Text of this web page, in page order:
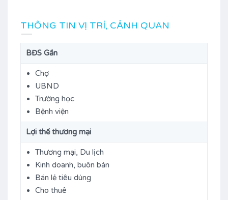
THÔNG TIN VỊ TRÍ, CẢNH QUAN
BĐS Gần
Chợ
UBND
Trường học
Bệnh viện
Lợi thế thương mại
Thương mại, Du lịch
Kinh doanh, buôn bán
Bán lẻ tiêu dùng
Cho thuê